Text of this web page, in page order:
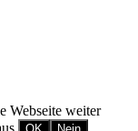
Webseite weiter